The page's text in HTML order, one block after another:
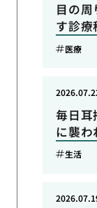
目の
す診療
医療
毎日耳
に襲わ
生活